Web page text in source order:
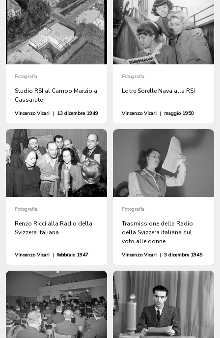
Fotografia
Studio RSI al Campo Marzio a
Cassarate
Vincenzo Vicari | 13 dicembre 1949
Fotografia
Le tre Sorelle Nava alla RSI
Vincenzo Vicari | maggio 1950
Fotografia
Renzo Ricci alla Radio della
Svizzera italiana
Vincenzo Vicari | febbraio 1947
Fotografia
Trasmissione della Radio
della Svizzera italiana sul
voto alle donne
Vincenzo Vicari | 3 dicembre 1945